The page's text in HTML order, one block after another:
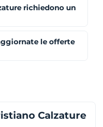
richiedono un
le offerte
Calzature